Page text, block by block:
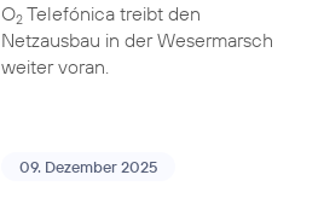
O2Telefónica treibt den
Netzausbau in der Wesermarsch
weiter voran.
09. Dezember 2025